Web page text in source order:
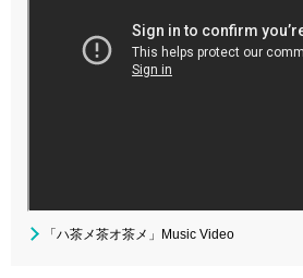
「ハ茶メ茶オ茶メ」Music Video